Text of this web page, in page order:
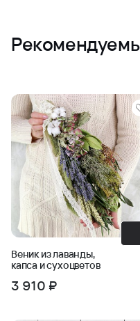
Веник из лаванды,
капса и сухоцветов
3 910 ₽